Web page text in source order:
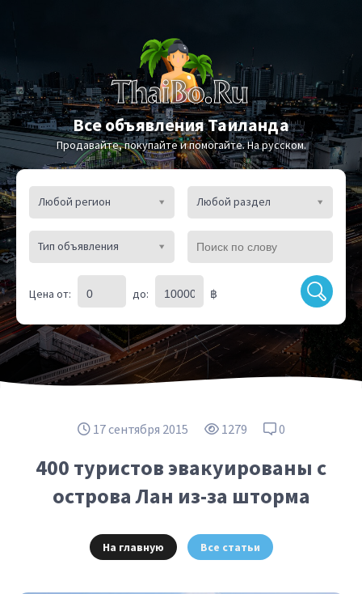
Все объявления Таиланда
Продавайте, покупайте и помогайте. На русском.
Любой регион Любой раздел
Тип объявления
Цена от: до: ฿
17 сентября 2015 1279 0
400 туристов эвакуированы с
острова Лан из-за шторма
На главную Все статьи